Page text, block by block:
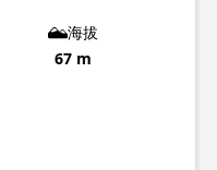
海拔
67 m